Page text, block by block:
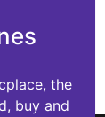
the
buy and